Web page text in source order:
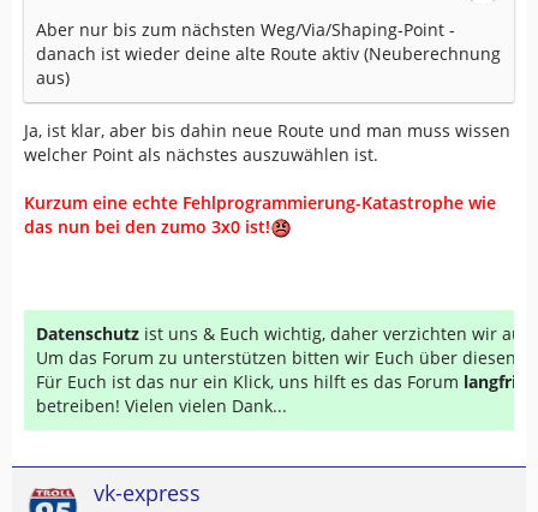
Aber nur bis zum nächsten Weg/Via/Shaping-Point -
danach ist wieder deine alte Route aktiv (Neuberechnung
aus)
Ja, ist klar, aber bis dahin neue Route und man muss wissen
welcher Point als nächstes auszuwählen ist.
Kurzum eine echte Fehlprogrammierung-Katastrophe wie
das nun bei den zumo 3x0 ist!
Datenschutz ist uns & Euch wichtig, daher verzichten wir auf
Um das Forum zu unterstützen bitten wir Euch über diesen
Für Euch ist das nur ein Klick, uns hilft es das Forum
betreiben! Vielen vielen Dank...
vk-express